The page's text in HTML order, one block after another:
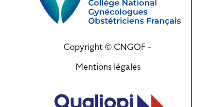
Copyright © CNGOF -
Mentions légales